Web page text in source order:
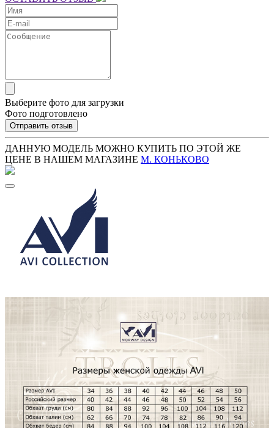
Выберите фото для загрузки
Фото подготовлено
Отправить отзыв
ДАННУЮ МОДЕЛЬ МОЖНО КУПИТЬ ПО ЭТОЙ ЖЕ
ЦЕНЕ В НАШЕМ МАГАЗИНЕ М. КОНЬКОВО